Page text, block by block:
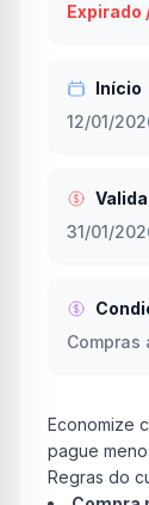
Expirado
Início
12/01/
31/01/
Compras
Economize
pague
Regras do